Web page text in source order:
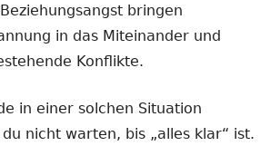
bringen
in das Miteinander und
Konflikte.
in einer solchen Situation
nicht warten, bis „alles klar“ ist.